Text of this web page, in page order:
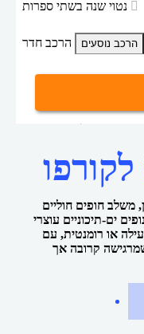
הרכב חדר
דף הבית נופש
משלב חופים חוליים
ים-תיכוניים עוצרי
או רומנטית, עם
שמרגישה קרובה אך